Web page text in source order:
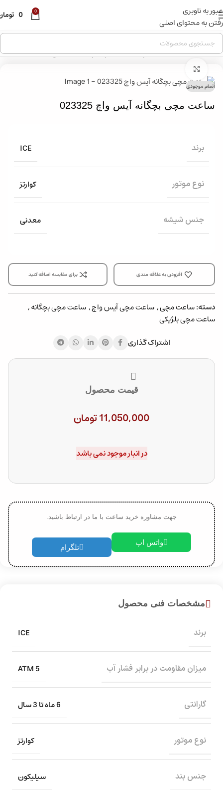
عبور به ناوبری
رفتن به محتوای اصلی
0
0
خانه»فروشگاه»ساعت مچی»ساعت مچی بچگانه آیس واچ 023325
اتمام موجودی
ساعت مچی بچگانه آیس واچ 023325
برند ICE
نوع موتور کوارتز
جنس شیشه معدنی
افزودن به علاقه مندی برای مقایسه اضافه کنید
دسته:ساعت مچی, ساعت مچی آیس واچ, ساعت مچی بچگانه,
ساعت مچی بلژیکی
اشتراک گذاری
قیمت محصول
11,050,000تومان
در انبار موجود نمی باشد
جهت مشاوره خرید ساعت با ما در ارتباط باشید.
واتس اپ
تلگرام
مشخصات فنی محصول
برند ICE
میزان مقاومت در برابر فشار آب 5 ATM
گارانتی 6 ماه تا 3 سال
نوع موتور کوارتز
جنس بند سیلیکون
قبل از ثبت سفارش ، موجودی محصول مورد نظر را از ما استعلام